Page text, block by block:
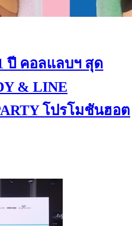
ปี คอลแลบฯ สุด
& LINE
โปรโมชันฮอต